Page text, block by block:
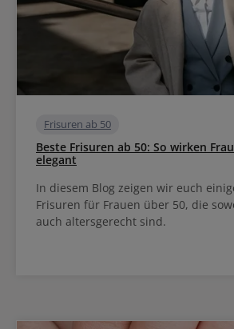
Frisuren ab 50
Beste Frisuren ab 50: So wirken
elegant
In diesem Blog zeigen wir euch
Frisuren für Frauen über 50, die
auch altersgerecht sind.